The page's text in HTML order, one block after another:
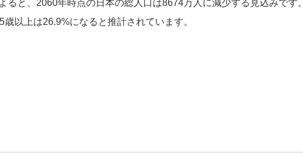
ると、2060年時点の日本の総人口は8674万人に減少する見込みです。
以上は26.9%になると推計されています。